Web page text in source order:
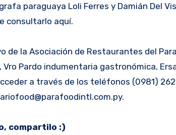
paraguaya Loli Ferres y Damián Del
consultarlo aquí.
de la Asociación de Restaurantes del
Vro Pardo indumentaria gastronómica,
a través de los teléfonos (0981)
compartilo :)